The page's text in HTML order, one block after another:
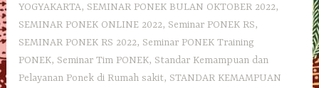
YOGYAKARTA, SEMINAR PONEK BULAN OKTOBER 2022,
SEMINAR PONEK ONLINE 2022, Seminar PONEK RS,
SEMINAR PONEK RS 2022, Seminar PONEK Training
PONEK, Seminar Tim PONEK, Standar Kemampuan dan
Pelayanan Ponek di Rumah sakit, STANDAR KEMAMPUAN